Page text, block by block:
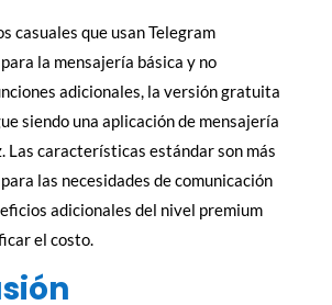
casuales que usan Telegram
la mensajería básica y no
adicionales, la versión gratuita
siendo una aplicación de mensajería
Las características estándar son más
las necesidades de comunicación
adicionales del nivel premium
el costo.